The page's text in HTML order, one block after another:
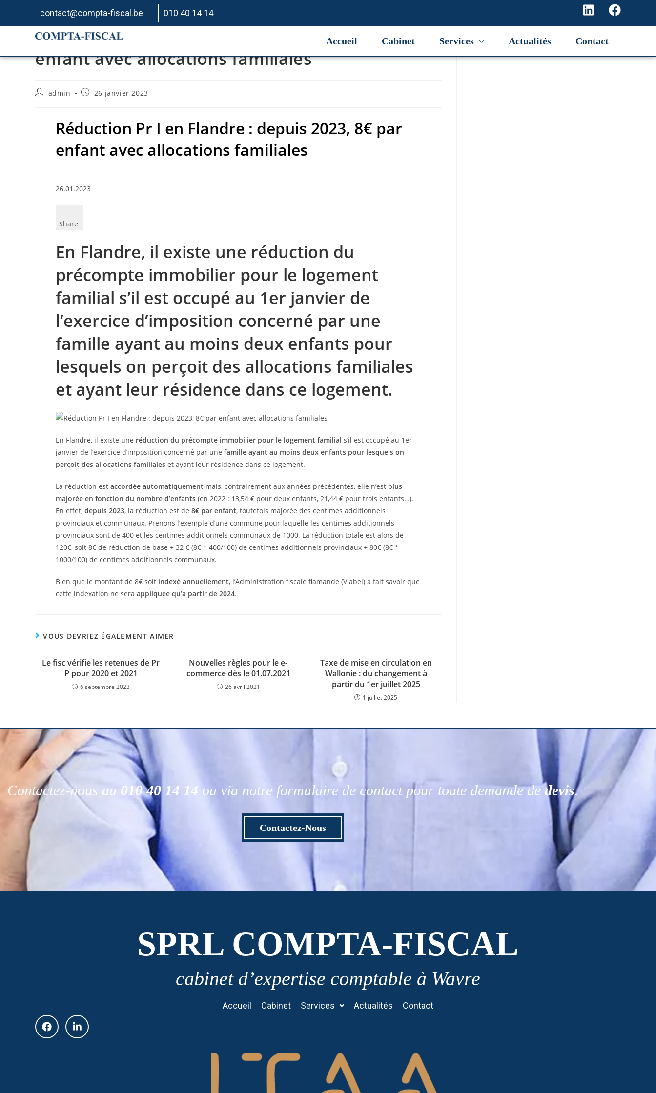
contact@compta-fiscal.be 010 40 14 14
Accueil Cabinet Services Actualités Contact
Réduction Pr I en Flandre : depuis 2023, 8€ par
enfant avec allocations familiales
admin 26 janvier 2023
Réduction Pr I en Flandre : depuis 2023, 8€ par
enfant avec allocations familiales
26.01.2023
Share
En Flandre, il existe une réduction du
précompte immobilier pour le logement
familial s’il est occupé au 1er janvier de
l’exercice d’imposition concerné par une
famille ayant au moins deux enfants pour
lesquels on perçoit des allocations familiales
et ayant leur résidence dans ce logement.
En Flandre, il existe une réduction du précompte immobilier pour le logement familial s’il est occupé au 1er
janvier de l’exercice d’imposition concerné par une famille ayant au moins deux enfants pour lesquels on
perçoit des allocations familialeset ayant leur résidence dans ce logement.
La réduction est accordée automatiquement mais, contrairement aux années précédentes, elle n’est plus
majorée en fonction du nombre d’enfants(en 2022 : 13,54 € pour deux enfants, 21,44 € pour trois enfants…).
En effet, depuis 2023, la réduction est de 8€ par enfant, toutefois majorée des centimes additionnels
provinciaux et communaux. Prenons l’exemple d’une commune pour laquelle les centimes additionnels
provinciaux sont de 400 et les centimes additionnels communaux de 1000. La réduction totale est alors de
120€, soit 8€ de réduction de base + 32 € (8€ * 400/100) de centimes additionnels provinciaux + 80€ (8€ *
1000/100) de centimes additionnels communaux.
Bien que le montant de 8€ soit indexé annuellement, l’Administration fiscale flamande (Vlabel) a fait savoir que
cette indexation ne sera appliquée qu’à partir de 2024.
VOUS DEVRIEZ ÉGALEMENT AIMER
Le fisc vérifie les retenues de Pr
P pour 2020 et 2021
6 septembre 2023
Nouvelles règles pour le e-
commerce dès le 01.07.2021
26 avril 2021
Taxe de mise en circulation en
Wallonie : du changement à
partir du 1er juillet 2025
1 juillet 2025
Contactez-nous au 010 40 14 14 ou via notre formulaire de contact pour toute demande dedevis.
Contactez-Nous
SPRL COMPTA-FISCAL
cabinet d’expertise comptable à Wavre
Accueil Cabinet Services Actualités Contact